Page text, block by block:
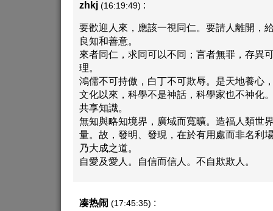
zhkj (16:19:49) :
要歡迎人來，應該一視同仁。要請人離開，
良知和善意。
來者同仁，求同可以不同；言者無罪，存異
理。
鴻儒不可持傲，白丁不可欺辱。是天地養心
文化以來，科學不是神話，科學家也不神化
共享知識。
無知與略知境界，廣域而寬曠。造福人類世
量。故，發明、發現，在於有用處而非名利
乃大成之道。
自愛及愛人。自信而信人。不自欺欺人。
凑热闹 (17:45:35) :